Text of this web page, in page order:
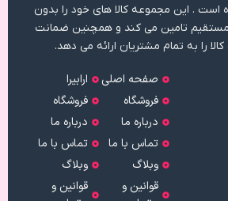
صفحه اصلی
فروشگاه
درباره ما
تماس با ما
وبلاگ
قوانین و
ارابیرا
فروشگاه
درباره ما
تماس با ما
وبلاگ
قوانین و
است . این مجموعه کالا های خود را بدون
تامین می کند و همچنین ضمانت
را به تمام مشتریان ارائه می دهد.